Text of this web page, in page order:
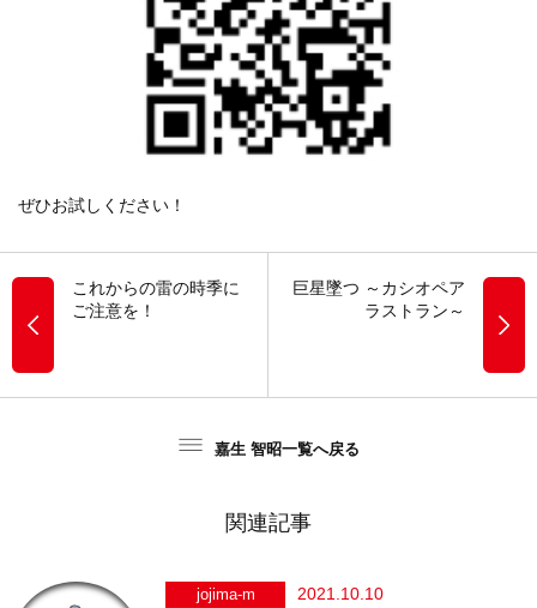
ぜひお試しください！
これからの雷の時季に
ご注意を！
巨星墜つ ～カシオペア
ラストラン～
嘉生 智昭一覧へ戻る
関連記事
jojima-m 2021.10.10